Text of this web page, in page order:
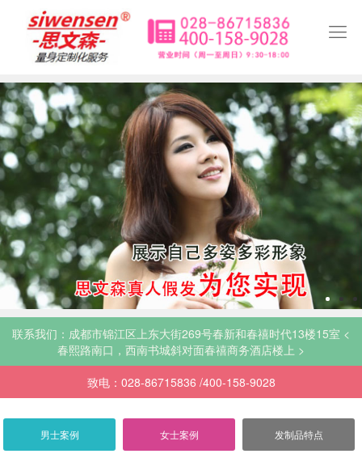

图2
联系我们：成都市锦江区上东大街269号春新和春禧时代13楼15室 <
春熙路南口，西南书城斜对面春禧商务酒店楼上 >
致电：028-86715836 /400-158-9028
男士案例 女士案例 发制品特点